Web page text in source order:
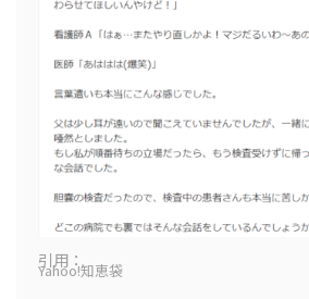
引用：
Yahoo!知恵袋